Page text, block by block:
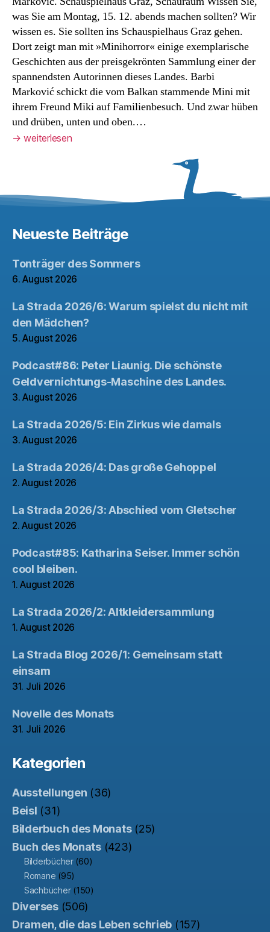
was Sie am Montag, 15. 12. abends machen sollten? Wir
wissen es. Sie sollten ins Schauspielhaus Graz gehen.
Dort zeigt man mit »Minihorror« einige exemplarische
Geschichten aus der preisgekrönten Sammlung einer der
spannendsten Autorinnen dieses Landes. Barbi
Marković schickt die vom Balkan stammende Mini mit
ihrem Freund Miki auf Familienbesuch. Und zwar hüben
und drüben, unten und oben.…
→ weiterlesen
Neueste Beiträge
Tonträger des Sommers
6. August 2026
La Strada 2026/6: Warum spielst du nicht mit
den Mädchen?
5. August 2026
Podcast#86: Peter Liaunig. Die schönste
Geldvernichtungs-Maschine des Landes.
3. August 2026
La Strada 2026/5: Ein Zirkus wie damals
3. August 2026
La Strada 2026/4: Das große Gehoppel
2. August 2026
La Strada 2026/3: Abschied vom Gletscher
2. August 2026
Podcast#85: Katharina Seiser. Immer schön
cool bleiben.
1. August 2026
La Strada 2026/2: Altkleidersammlung
1. August 2026
La Strada Blog 2026/1: Gemeinsam statt
einsam
31. Juli 2026
Novelle des Monats
31. Juli 2026
Kategorien
Ausstellungen (36)
Beisl (31)
Bilderbuch des Monats(25)
Buch des Monats(423)
Bilderbücher(60)
Romane (95)
Sachbücher(150)
Diverses(506)
Dramen, die das Leben schrieb (157)